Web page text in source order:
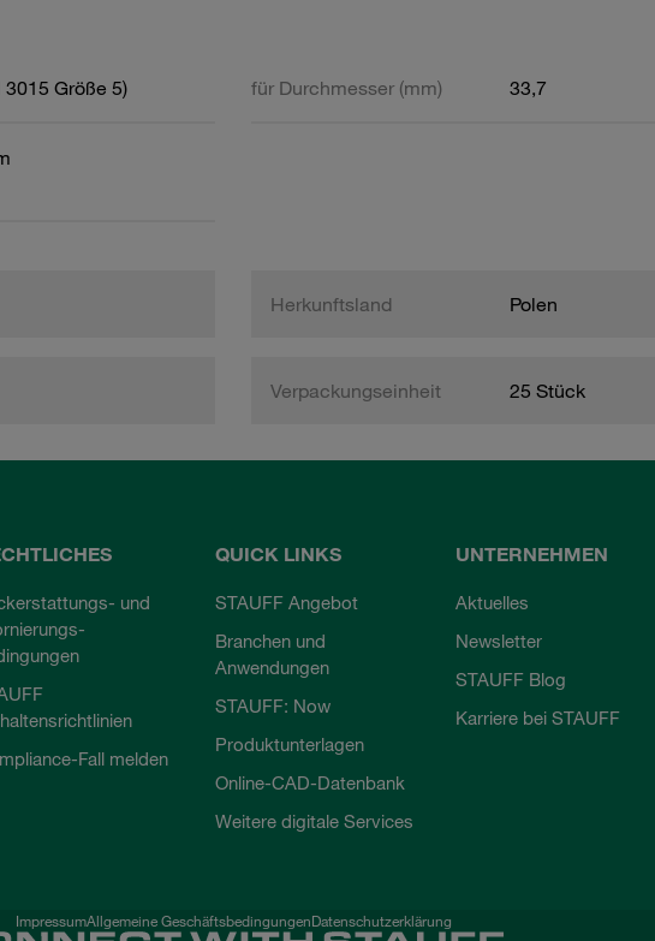
3015 Größe 5) für Durchmesser (mm) 33,7
Herkunftsland Polen
Verpackungseinheit 25 Stück
und
Fall melden
QUICK LINKS
STAUFF Angebot
Branchen und
Anwendungen
STAUFF: Now
Produktunterlagen
Online-CAD-Datenbank
Weitere digitale Services
UNTERNEHMEN
Aktuelles
Newsletter
STAUFF Blog
Karriere bei STAUFF
ImpressumAllgemeine GeschäftsbedingungenDatenschutzerklärung